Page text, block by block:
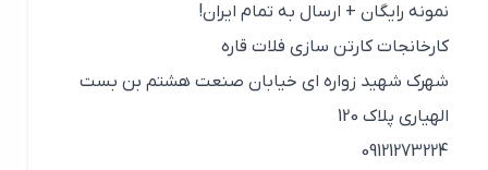
نمونه رایگان + ارسال به تمام ایران!
کارخانجات کارتن سازی فلات قاره
شهرک شهید زواره ای خیابان صنعت هشتم بن بست
الهیاری پلاک 120
09121273224